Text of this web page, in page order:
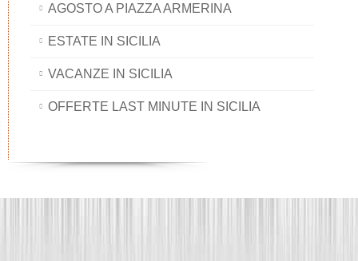
AGOSTO A PIAZZA ARMERINA
ESTATE IN SICILIA
VACANZE IN SICILIA
OFFERTE LAST MINUTE IN SICILIA